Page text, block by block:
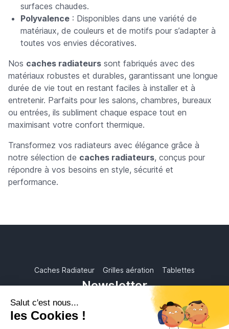
surfaces chaudes.
Polyvalence : Disponibles dans une variété de
matériaux, de couleurs et de motifs pour s’adapter à
toutes vos envies décoratives.
Nos caches radiateurs sont fabriqués avec des
matériaux robustes et durables, garantissant une longue
durée de vie tout en restant faciles à installer et à
entretenir. Parfaits pour les salons, chambres, bureaux
ou entrées, ils subliment chaque espace tout en
maximisant votre confort thermique.
Transformez vos radiateurs avec élégance grâce à
notre sélection de caches radiateurs, conçus pour
répondre à vos besoins en style, sécurité et
performance.
Caches Radiateur Grilles aération Tablettes
Newsletter
Abonnez-vous à notre newsletter pour recevoir les nouvelles
offres qui n'attendent que vous !